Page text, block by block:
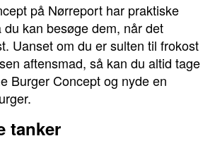
på Nørreport har praktiske
du kan besøge dem, når det
Uanset om du er sulten til frokost
aftensmad, så kan du altid tage
Burger Concept og nyde en
tanker